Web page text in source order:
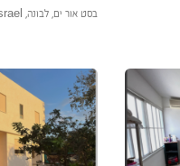
בסט אור ים, לבונה, Or Akiva, Israel